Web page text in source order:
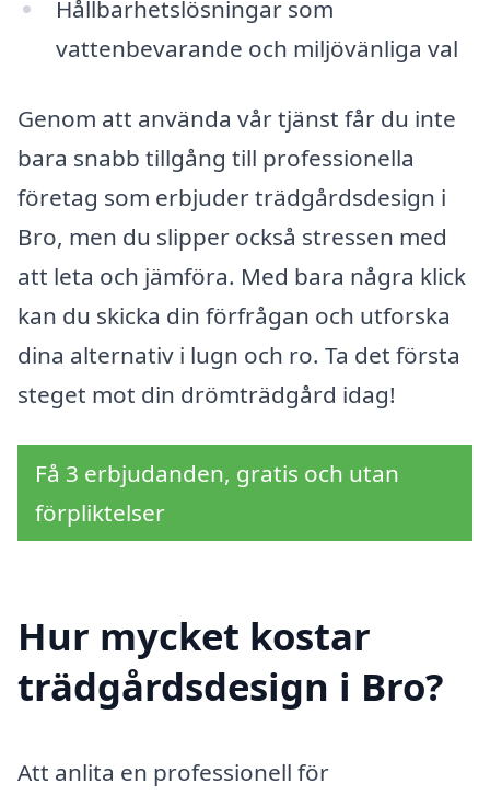
Hållbarhetslösningar som
vattenbevarande och miljövänliga val
Genom att använda vår tjänst får du inte
bara snabb tillgång till professionella
företag som erbjuder trädgårdsdesign i
Bro, men du slipper också stressen med
att leta och jämföra. Med bara några klick
kan du skicka din förfrågan och utforska
dina alternativ i lugn och ro. Ta det första
steget mot din drömträdgård idag!
Få 3 erbjudanden, gratis och utan
förpliktelser
Hur mycket kostar
trädgårdsdesign i Bro?
Att anlita en professionell för